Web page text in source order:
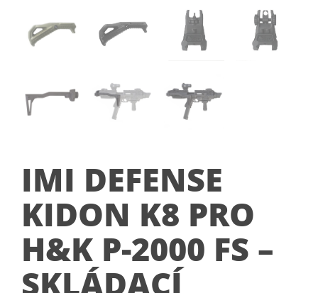
IMI DEFENSE
KIDON K8 PRO
H&K P-2000 FS –
SKLÁDACÍ